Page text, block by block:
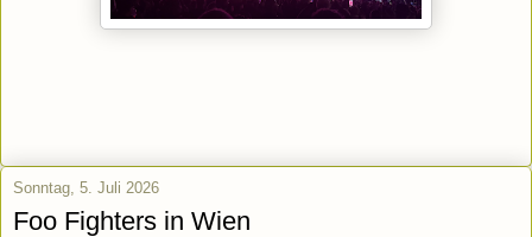
Sonntag, 5. Juli 2026
Foo Fighters in Wien